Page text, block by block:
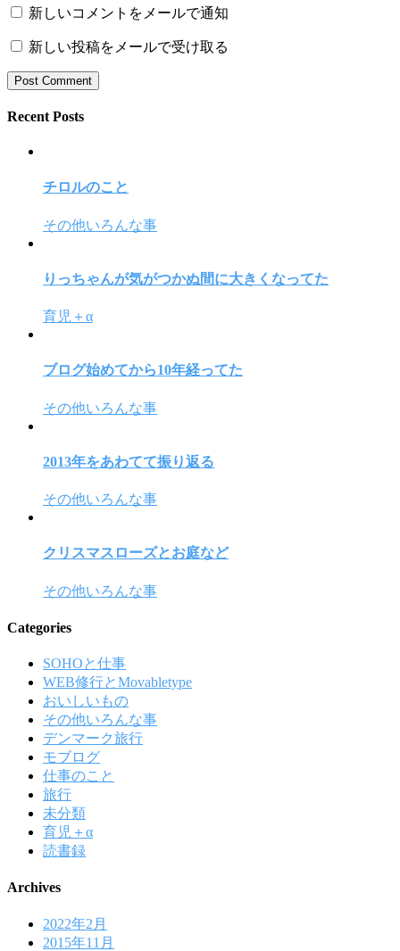
新しいコメントをメールで通知
新しい投稿をメールで受け取る
Recent Posts
チロルのこと
その他いろんな事
りっちゃんが気がつかぬ間に大きくなってた
育児＋α
ブログ始めてから10年経ってた
その他いろんな事
2013年をあわてて振り返る
その他いろんな事
クリスマスローズとお庭など
その他いろんな事
Categories
SOHOと仕事
WEB修行とMovabletype
おいしいもの
その他いろんな事
デンマーク旅行
モブログ
仕事のこと
旅行
未分類
育児＋α
読書録
Archives
2022年2月
2015年11月